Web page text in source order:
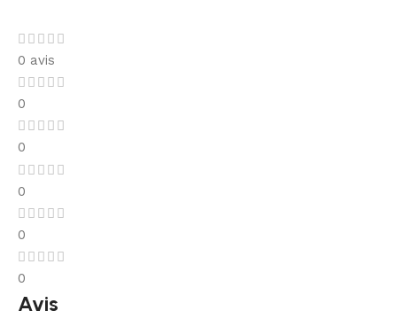
0 avis
0
0
0
0
0
Avis